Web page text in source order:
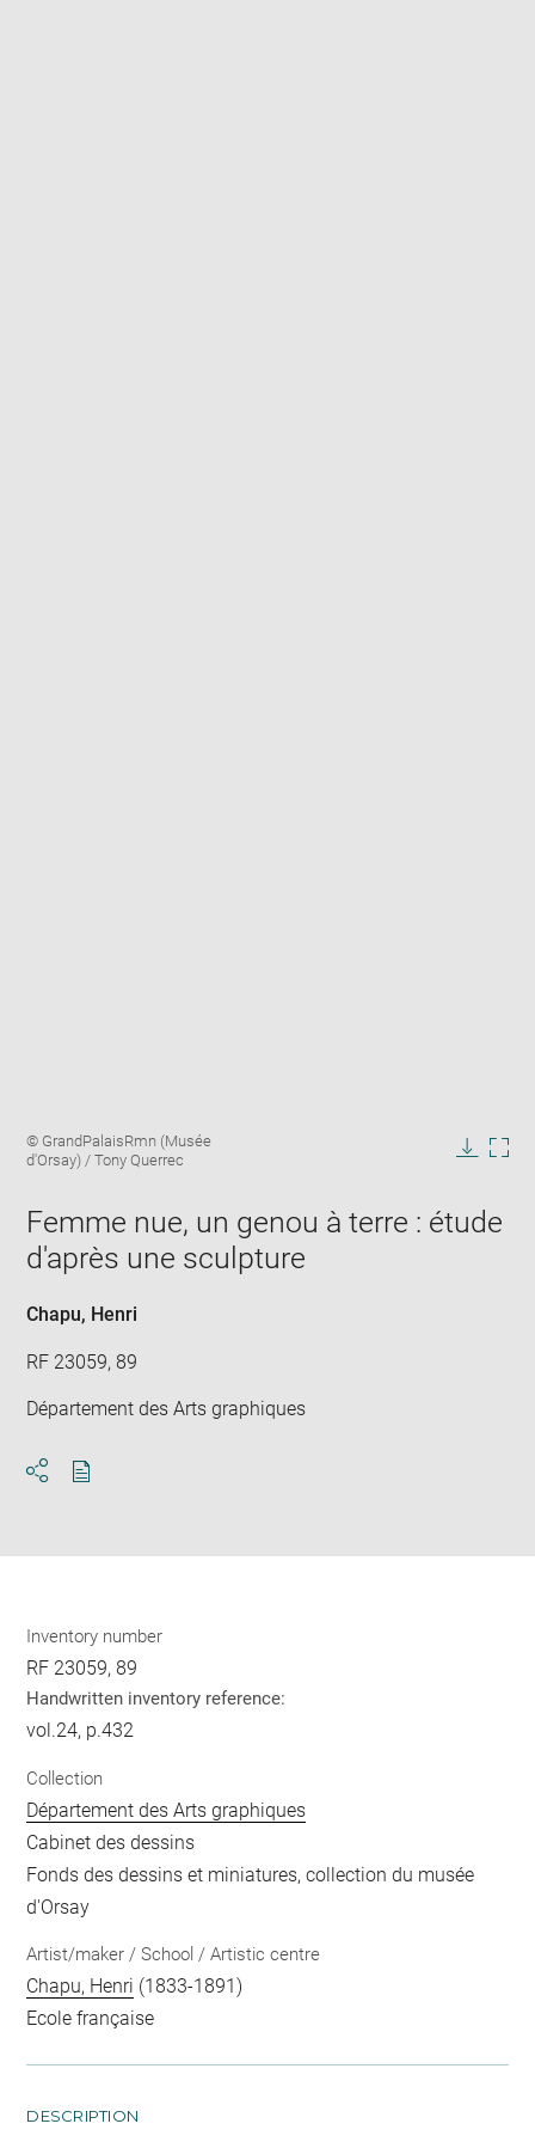
window
Image
caption:
© GrandPalaisRmn (Musée
d'Orsay) / Tony Querrec
in
new
Femme nue, un genou à terre : étude
d'après une sculpture
Chapu, Henri
RF 23059, 89
Département des Arts graphiques
Inventory number
RF 23059, 89
Handwritten inventory reference:
vol.24, p.432
Collection
Département des Arts graphiques
Cabinet des dessins
Fonds des dessins et miniatures, collection du musée
d'Orsay
Artist/maker / School / Artistic centre
Chapu, Henri (1833-1891)
Ecole française
DESCRIPTION